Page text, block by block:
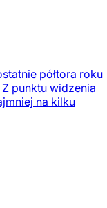
półtora roku
punktu widzenia
na kilku